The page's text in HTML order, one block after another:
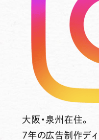
大阪・泉州在住。
7年の広告制作ディ